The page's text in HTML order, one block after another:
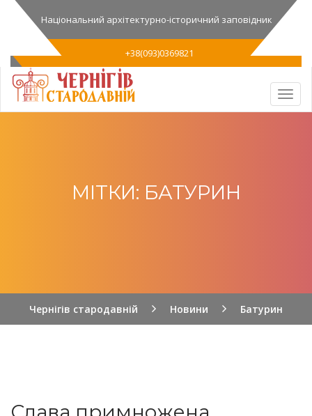
Національний архітектурно-історичний заповідник
+38(093)0369821
МІТКИ: БАТУРИН
Чернігів стародавній Новини Батурин